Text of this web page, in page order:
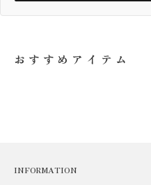
おすすめアイテム
INFORMATION